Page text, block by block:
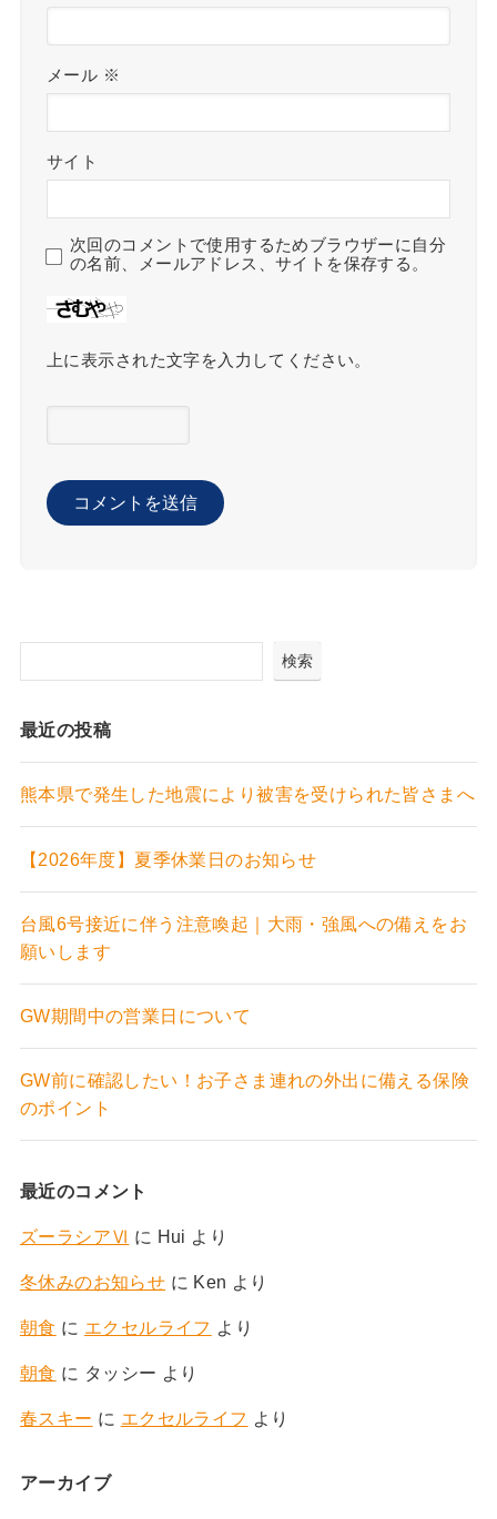
メール ※
サイト
次回のコメントで使用するためブラウザーに自分
の名前、メールアドレス、サイトを保存する。
上に表示された文字を入力してください。
検索
最近の投稿
熊本県で発生した地震により被害を受けられた皆さまへ
【2026年度】夏季休業日のお知らせ
台風6号接近に伴う注意喚起｜大雨・強風への備えをお
願いします
GW期間中の営業日について
GW前に確認したい！お子さま連れの外出に備える保険
のポイント
最近のコメント
ズーラシアⅥ に Hui より
冬休みのお知らせ に Ken より
朝食 に エクセルライフ より
朝食 に タッシー より
春スキー に エクセルライフ より
アーカイブ